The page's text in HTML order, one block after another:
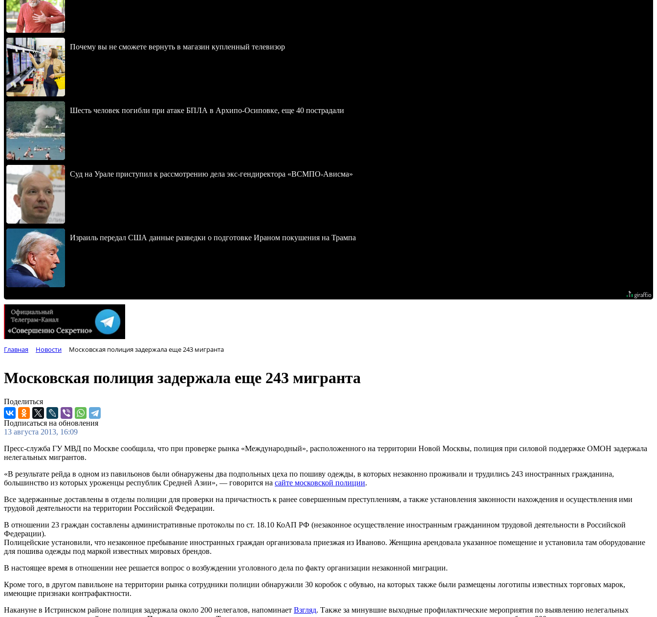
Почему вы не сможете вернуть в магазин купленный телевизор
Шесть человек погибли при атаке БПЛА в Архипо-Осиповке, еще 40 пострадали
Суд на Урале приступил к рассмотрению дела экс-гендиректора «ВСМПО-Ависма»
Израиль передал США данные разведки о подготовке Ираном покушения на Трампа
Главная Новости Московская полиция задержала еще 243 мигранта
Московская полиция задержала еще 243 мигранта
Поделиться
Подписаться на обновления
13 августа 2013, 16:09
Пресс-служба ГУ МВД по Москве сообщила, что при проверке рынка «Международный», расположенного на территории Новой Москвы, полиция при силовой поддержке ОМОН задержала
нелегальных мигрантов.
«В результате рейда в одном из павильонов были обнаружены два подпольных цеха по пошиву одежды, в которых незаконно проживали и трудились 243 иностранных гражданина,
большинство из которых уроженцы республик Средней Азии», — говорится на сайте московской полиции.
Все задержанные доставлены в отделы полиции для проверки на причастность к ранее совершенным преступлениям, а также установления законности нахождения и осуществления ими
трудовой деятельности на территории Российской Федерации.
В отношении 23 граждан составлены административные протоколы по ст. 18.10 КоАП РФ (незаконное осуществление иностранным гражданином трудовой деятельности в Российской
Федерации).
Полицейские установили, что незаконное пребывание иностранных граждан организовала приезжая из Иваново. Женщина арендовала указанное помещение и установила там оборудование
для пошива одежды под маркой известных мировых брендов.
В настоящее время в отношении нее решается вопрос о возбуждении уголовного дела по факту организации незаконной миграции.
Кроме того, в другом павильоне на территории рынка сотрудники полиции обнаружили 30 коробок с обувью, на которых также были размещены логотипы известных торговых марок,
имеющие признаки контрафактности.
Накануне в Истринском районе полиция задержала около 200 нелегалов, напоминает Взгляд. Также за минувшие выходные профилактические мероприятия по выявлению нелегальных